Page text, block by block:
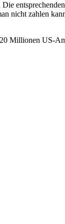
nicht zahlen
Millionen US-